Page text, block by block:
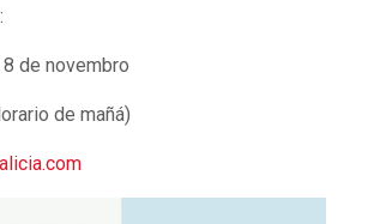
de novembro
de mañá)